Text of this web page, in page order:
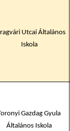
Utcai Általános
Iskola
Gazdag Gyula
Általános Iskola